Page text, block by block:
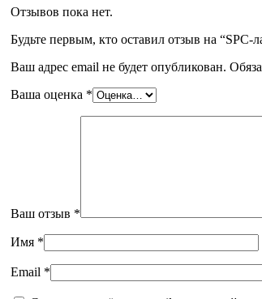
Отзывов пока нет.
Будьте первым, кто оставил отзыв на “SPC-
Ваш адрес email не будет опубликован.
Ваша оценка *
Ваш отзыв *
Имя *
Email *